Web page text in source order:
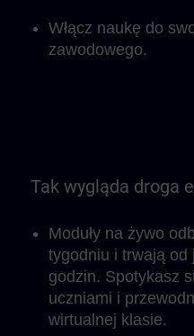
Włącz naukę do
zawodowego.
Tak wygląda droga
Moduły na żywo
tygodniu i trwają od
godzin. Spotykasz
uczniami i
wirtualnej klasie.